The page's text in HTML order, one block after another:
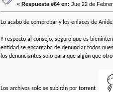
« Respuesta #64 en: Jue 22 de
Lo acabo de comprobar y los enlaces de
Y respecto al consejo, seguro que es
entidad se encargaba de denunciar todos
los denunciantes solo para que algún que
Los archivos solo se subirán por torrent